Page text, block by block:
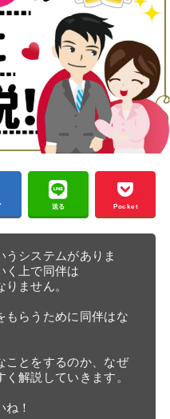
送る Pocket
うシステムがありま
く上で同伴は
ません。
もらうために同伴はな
ことをするのか、なぜ
解説していきます。
！